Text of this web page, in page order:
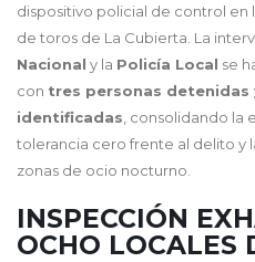
dispositivo policial de control en
de toros de La Cubierta. La
Nacional y la Policía Local se
con tres personas detenidas
identificadas , consolidando la
tolerancia cero frente al delito y
zonas de ocio nocturno.
INSPECCIÓN
OCHO LOCALES